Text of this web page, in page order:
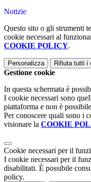
Notizie
Questo sito o gli strumenti
cookie necessari al
COOKIE POLICY.
Personalizza Rifiuta tutti i
Gestione cookie
In questa schermata è
I cookie necessari sono
piattaforma e non è
Per conoscere quali sono i
visionare la COOKIE
Cookie necessari per il
I cookie necessari per il
disabilitati. È possibile
policy.